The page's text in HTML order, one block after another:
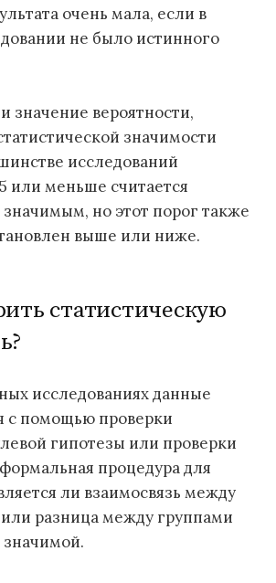
очень мала, если в
не было истинного
значение вероятности,
значимости
исследований
или меньше считается
значимым, но этот порог также
выше или ниже.
статистическую
исследованиях данные
с помощью проверки
гипотезы или проверки
процедура для
ли взаимосвязь между
разница между группами
значимой.